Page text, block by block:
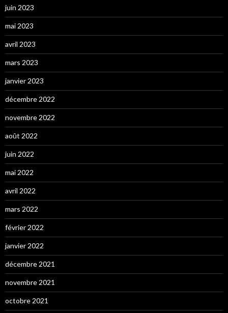
juin 2023
mai 2023
avril 2023
mars 2023
janvier 2023
décembre 2022
novembre 2022
août 2022
juin 2022
mai 2022
avril 2022
mars 2022
février 2022
janvier 2022
décembre 2021
novembre 2021
octobre 2021